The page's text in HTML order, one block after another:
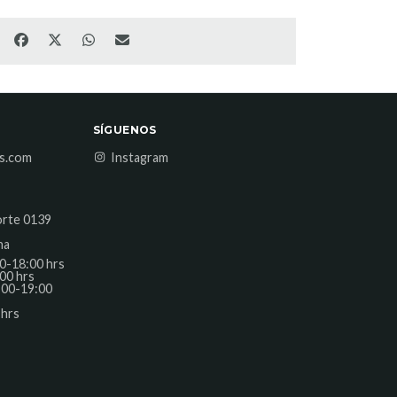
0139
18:00 hrs
hrs
19:00
SÍGUENOS
Instagram